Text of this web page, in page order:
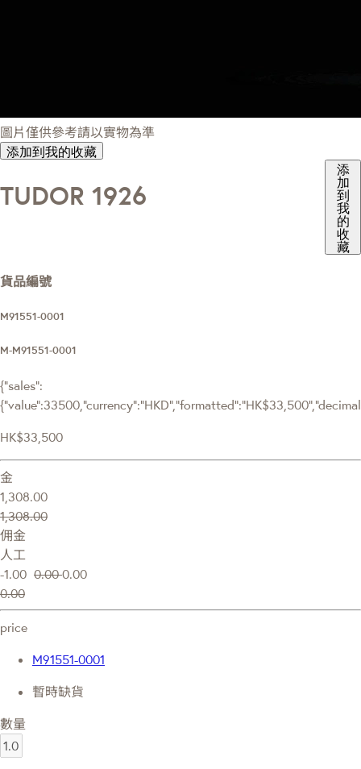
圖片僅供參考請以實物為準
添加到我的收藏
TUDOR 1926
添
加
到
我
的
收
藏
貨品編號
M91551-0001
M-M91551-0001
{"sales":
HK$33,500
金
1,308.00
1,308.00
佣金
人工
-1.00 0.000.00
0.00
price
M91551-0001
暫時缺貨
數量